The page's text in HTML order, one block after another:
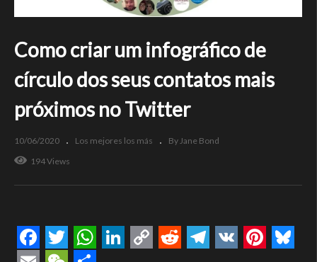
Como criar um infográfico de
círculo dos seus contatos mais
próximos no Twitter
10/06/2020 Los mejores los más
By Jane Bond
194 Views